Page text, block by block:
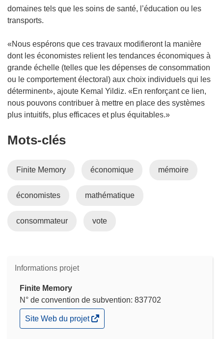
e
u
v
e
l
l
e
r
domaines tels que les soins de santé, l’éducation ou les
transports.
«Nous espérons que ces travaux modifieront la manière
dont les économistes relient les tendances économiques à
grande échelle (telles que les dépenses de consommation
ou le comportement électoral) aux choix individuels qui les
déterminent», ajoute Kemal Yildiz. «En renforçant ce lien,
nous pouvons contribuer à mettre en place des systèmes
plus intuitifs, plus efficaces et plus équitables.»
Mots‑clés
Finite Memory économique mémoire
économistes mathématique
consommateur vote
Informations projet
Finite Memory
N° de convention de subvention: 837702
(s’ouvre
dans
Site Web du projet